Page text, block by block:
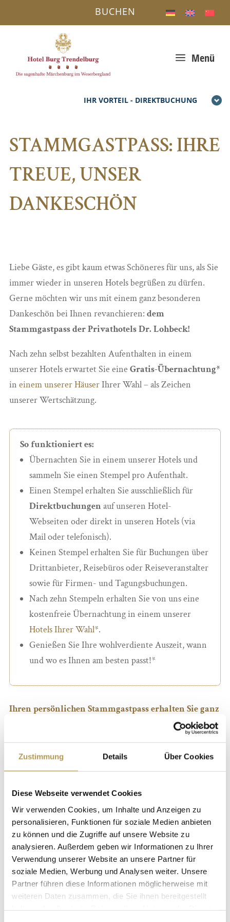
Zustimmung Details Über Cookies
Diese Webseite verwendet Cookies
Wir verwenden Cookies, um Inhalte und Anzeigen zu
personalisieren, Funktionen für soziale Medien anbieten
zu können und die Zugriffe auf unsere Website zu
analysieren. Außerdem geben wir Informationen zu Ihrer
Verwendung unserer Website an unsere Partner für
soziale Medien, Werbung und Analysen weiter. Unsere
Partner führen diese Informationen möglicherweise mit
weiteren Daten zusammen, die Sie ihnen bereitgestellt
IHR VORTEIL - DIREKTBUCHUNG
a Menü
BUCHEN
STAMMGASTPASS: IHRE
TREUE, UNSER
DANKESCHÖN
Liebe Gäste, es gibt kaum etwas Schöneres für uns, als Sie
immer wieder in unseren Hotels begrüßen zu dürfen.
Gerne möchten wir uns mit einem ganz besonderen
Dankeschön bei Ihnen revanchieren: dem
Stammgastpass der Privathotels Dr. Lohbeck!
Nach zehn selbst bezahlten Aufenthalten in einem
unserer Hotels erwartet Sie eine Gratis-Übernachtung*
in einem unsererHäuserIhrer Wahl – als Zeichen
unserer Wertschätzung.
So funktioniert es:
Übernachten Sie in einem unserer Hotels und
sammeln Sie einen Stempel pro Aufenthalt.
Einen Stempel erhalten Sie ausschließlich für
Direktbuchungenauf unseren Hotel-
Webseiten oder direkt in unseren Hotels (via
Mail oder telefonisch).
Keinen Stempel erhalten Sie für Buchungen über
Drittanbieter, Reisebüros oder Reiseveranstalter
sowie für Firmen- und Tagungsbuchungen.
Nach zehn Stempeln erhalten Sie von uns eine
kostenfreie Übernachtung in einem unserer
Hotels Ihrer Wahl*.
Genießen Sie Ihre wohlverdiente Auszeit, wann
und wo es Ihnen am besten passt!*
Ihren persönlichen Stammgastpass erhalten Sie ganz
einfach bei Ihrem nächsten Aufenthalt in einem
unserer Hotels an der Rezeption.